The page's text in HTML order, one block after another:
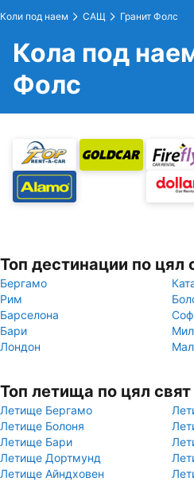
Коли под наем САЩ Гранит Фолс
Кола под
Фолс
Топ дестинации по цял
Бергамо
Рим
Барселона
Бари
Лондон
Топ летища по цял свят
Летище Бергамо
Летище Болоня
Летище Бари
Летище Дортмунд
Летище Айндховен